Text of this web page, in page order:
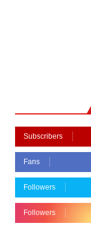
Subscribers
Fans
Followers
Followers